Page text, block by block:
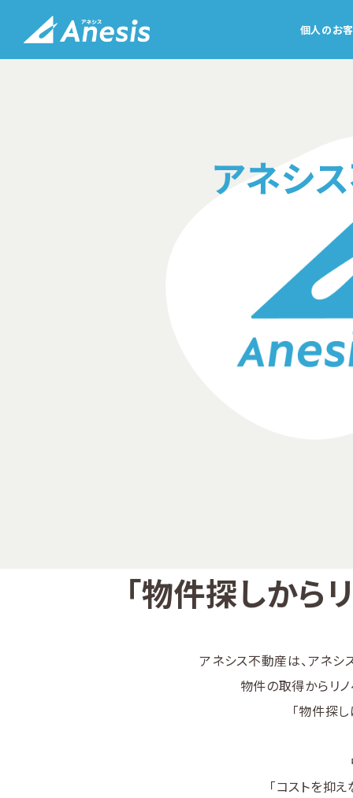
個人のお
アネシ
「物件探しから
アネシス不動産は、アネシ
物件の取得からリ
「物件探
「コストを抑